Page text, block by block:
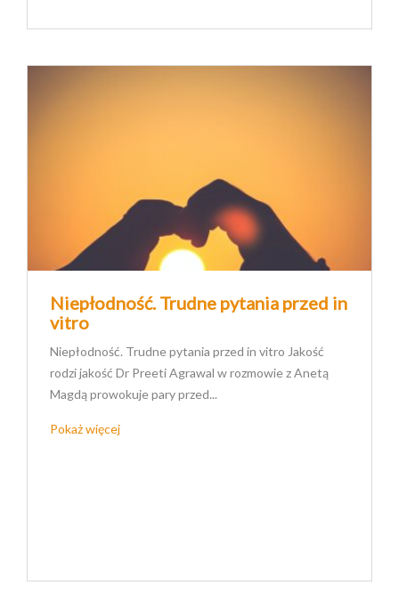
Niepłodność. Trudne pytania przed in
vitro
Niepłodność. Trudne pytania przed in vitro Jakość
rodzi jakość Dr Preeti Agrawal w rozmowie z Anetą
Magdą prowokuje pary przed...
Pokaż więcej